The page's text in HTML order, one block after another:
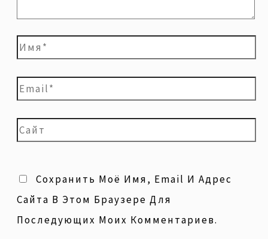
Сохранить Моё Имя, Email И Адрес
Сайта В Этом Браузере Для
Последующих Моих Комментариев.